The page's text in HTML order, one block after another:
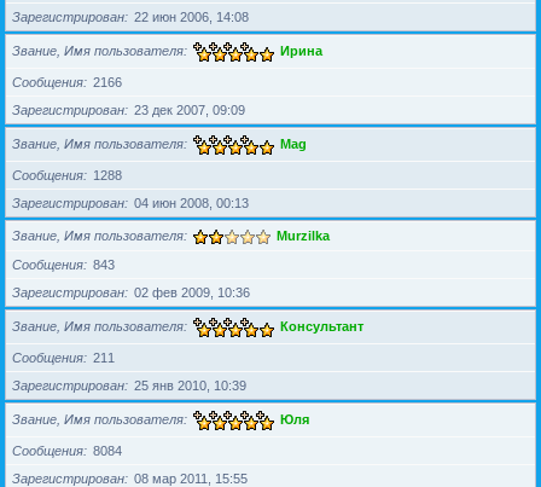
Зарегистрирован
22 июн 2006, 14:08
Звание, Имя пользователя Ирина
Сообщения
2166
Зарегистрирован
23 дек 2007, 09:09
Звание, Имя пользователя Mag
Сообщения
1288
Зарегистрирован
04 июн 2008, 00:13
Звание, Имя пользователя Murzilka
Сообщения
843
Зарегистрирован
02 фев 2009, 10:36
Звание, Имя пользователя Консультант
Сообщения
211
Зарегистрирован
25 янв 2010, 10:39
Звание, Имя пользователя Юля
Сообщения
8084
Зарегистрирован
08 мар 2011, 15:55